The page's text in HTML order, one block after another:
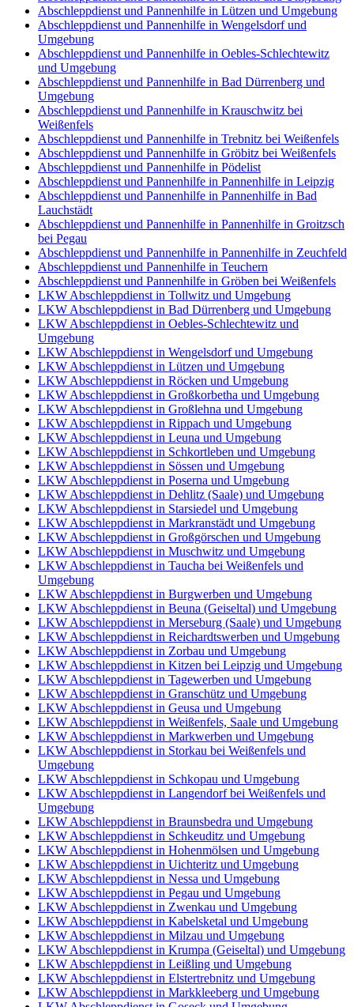
Abschleppdienst und Pannenhilfe in Lützen und Umgebung
Abschleppdienst und Pannenhilfe in Wengelsdorf und
Umgebung
Abschleppdienst und Pannenhilfe in Oebles-Schlechtewitz
und Umgebung
Abschleppdienst und Pannenhilfe in Bad Dürrenberg und
Umgebung
Abschleppdienst und Pannenhilfe in Krauschwitz bei
Weißenfels
Abschleppdienst und Pannenhilfe in Trebnitz bei Weißenfels
Abschleppdienst und Pannenhilfe in Gröbitz bei Weißenfels
Abschleppdienst und Pannenhilfe in Pödelist
Abschleppdienst und Pannenhilfe in Pannenhilfe in Leipzig
Abschleppdienst und Pannenhilfe in Pannenhilfe in Bad
Lauchstädt
Abschleppdienst und Pannenhilfe in Pannenhilfe in Groitzsch
bei Pegau
Abschleppdienst und Pannenhilfe in Pannenhilfe in Zeuchfeld
Abschleppdienst und Pannenhilfe in Teuchern
Abschleppdienst und Pannenhilfe in Gröben bei Weißenfels
LKW Abschleppdienst in Tollwitz und Umgebung
LKW Abschleppdienst in Bad Dürrenberg und Umgebung
LKW Abschleppdienst in Oebles-Schlechtewitz und
Umgebung
LKW Abschleppdienst in Wengelsdorf und Umgebung
LKW Abschleppdienst in Lützen und Umgebung
LKW Abschleppdienst in Röcken und Umgebung
LKW Abschleppdienst in Großkorbetha und Umgebung
LKW Abschleppdienst in Großlehna und Umgebung
LKW Abschleppdienst in Rippach und Umgebung
LKW Abschleppdienst in Leuna und Umgebung
LKW Abschleppdienst in Schkortleben und Umgebung
LKW Abschleppdienst in Sössen und Umgebung
LKW Abschleppdienst in Poserna und Umgebung
LKW Abschleppdienst in Dehlitz (Saale) und Umgebung
LKW Abschleppdienst in Starsiedel und Umgebung
LKW Abschleppdienst in Markranstädt und Umgebung
LKW Abschleppdienst in Großgörschen und Umgebung
LKW Abschleppdienst in Muschwitz und Umgebung
LKW Abschleppdienst in Taucha bei Weißenfels und
Umgebung
LKW Abschleppdienst in Burgwerben und Umgebung
LKW Abschleppdienst in Beuna (Geiseltal) und Umgebung
LKW Abschleppdienst in Merseburg (Saale) und Umgebung
LKW Abschleppdienst in Reichardtswerben und Umgebung
LKW Abschleppdienst in Zorbau und Umgebung
LKW Abschleppdienst in Kitzen bei Leipzig und Umgebung
LKW Abschleppdienst in Tagewerben und Umgebung
LKW Abschleppdienst in Granschütz und Umgebung
LKW Abschleppdienst in Geusa und Umgebung
LKW Abschleppdienst in Weißenfels, Saale und Umgebung
LKW Abschleppdienst in Markwerben und Umgebung
LKW Abschleppdienst in Storkau bei Weißenfels und
Umgebung
LKW Abschleppdienst in Schkopau und Umgebung
LKW Abschleppdienst in Langendorf bei Weißenfels und
Umgebung
LKW Abschleppdienst in Braunsbedra und Umgebung
LKW Abschleppdienst in Schkeuditz und Umgebung
LKW Abschleppdienst in Hohenmölsen und Umgebung
LKW Abschleppdienst in Uichteritz und Umgebung
LKW Abschleppdienst in Nessa und Umgebung
LKW Abschleppdienst in Pegau und Umgebung
LKW Abschleppdienst in Zwenkau und Umgebung
LKW Abschleppdienst in Kabelsketal und Umgebung
LKW Abschleppdienst in Milzau und Umgebung
LKW Abschleppdienst in Krumpa (Geiseltal) und Umgebung
LKW Abschleppdienst in Leißling und Umgebung
LKW Abschleppdienst in Elstertrebnitz und Umgebung
LKW Abschleppdienst in Markkleeberg und Umgebung